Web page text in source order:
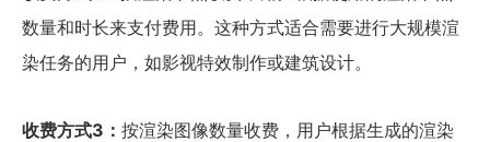
数量和时长来支付费用。这种方式适合需要进行大规模渲
染任务的用户，如影视特效制作或建筑设计。
收费方式3： 按渲染图像数量收费，用户根据生成的渲染